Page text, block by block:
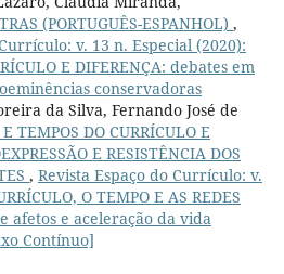
(PORTUGUÊS-ESPANHOL) ,
v. 13 n. Especial (2020):
E DIFERENÇA: debates em
conservadoras
da Silva, Fernando José de
E TEMPOS DO CURRÍCULO E
E RESISTÊNCIA DOS
, Revista Espaço do Currículo: v.
O TEMPO E AS REDES
afetos e aceleração da vida
Contínuo]